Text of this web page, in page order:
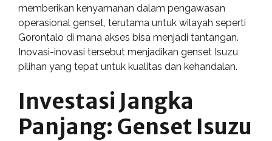
memberikan kenyamanan dalam pengawasan
operasional genset, terutama untuk wilayah seperti
Gorontalo di mana akses bisa menjadi tantangan.
Inovasi-inovasi tersebut menjadikan genset Isuzu
pilihan yang tepat untuk kualitas dan kehandalan.
Investasi Jangka
Panjang: Genset Isuzu